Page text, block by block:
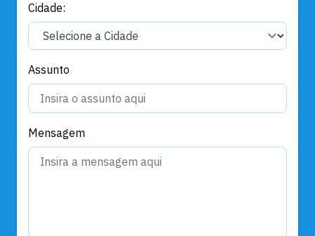
Cidade:
Assunto
Mensagem